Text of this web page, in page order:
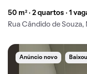
50 m² · 2 quartos · 1
Rua Cândido de Souza,
Anúncio novo